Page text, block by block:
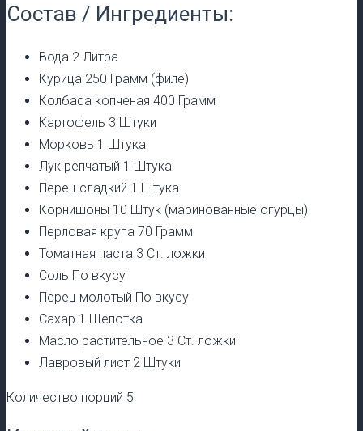
Состав / Ингредиенты:
Вода 2 Литра
Курица 250 Грамм (филе)
Колбаса копченая 400 Грамм
Картофель 3 Штуки
Морковь 1 Штука
Лук репчатый 1 Штука
Перец сладкий 1 Штука
Корнишоны 10 Штук (маринованные огурцы)
Перловая крупа 70 Грамм
Томатная паста 3 Ст. ложки
Соль По вкусу
Перец молотый По вкусу
Сахар 1 Щепотка
Масло растительное 3 Ст. ложки
Лавровый лист 2 Штуки
Количество порций 5